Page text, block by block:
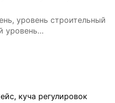
уровень строительный
уровень
лазерный 4d 16
куча регулировок